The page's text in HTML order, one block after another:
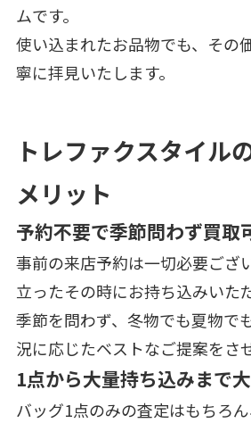
ムです。
使い込まれたお品物でも、その
寧に拝見いたします。
トレファクスタイル
メリット
予約不要で季節問わず買取
事前の来店予約は一切必要ござ
立ったその時にお持ち込みいた
季節を問わず、冬物でも夏物で
況に応じたベストなご提案をさ
1点から大量持ち込みまで
バッグ1点のみの査定はもちろ